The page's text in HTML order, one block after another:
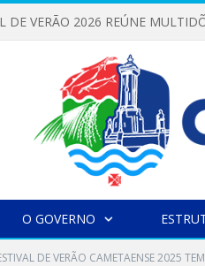
O GOVERNO
DE VERÃO CAMETAENSE 2025